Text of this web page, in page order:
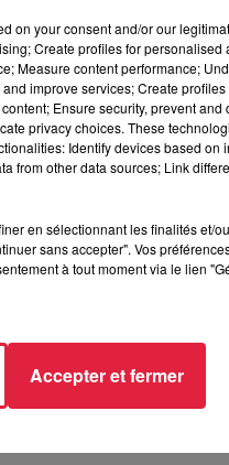
à la
frénésie du quotidien, l
où se mêlent
on your consent and/or our
Create profiles for personalised
Measure content performance;
improve services; Create
Ensure security, prevent and
privacy choices. These
Identify devices based on
from other data sources; Link
en sélectionnant les finalités et/
sans accepter". Vos
à tout moment via le lien
Accepter et fermer